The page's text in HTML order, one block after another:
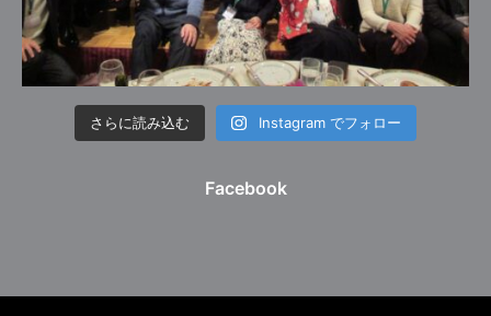
さらに読み込む Instagram でフォロー
Facebook